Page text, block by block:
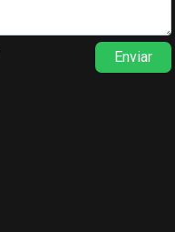
Enviar